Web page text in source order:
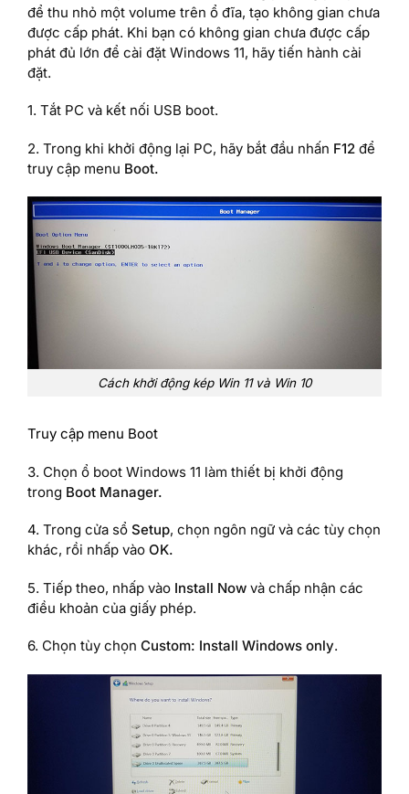
để thu nhỏ một volume trên ổ đĩa, tạo không gian chưa
được cấp phát. Khi bạn có không gian chưa được cấp
phát đủ lớn để cài đặt Windows 11, hãy tiến hành cài
đặt.
1. Tắt PC và kết nối USB boot.
2. Trong khi khởi động lại PC, hãy bắt đầu nhấn F12 để
truy cập menu Boot.
Cách khởi động kép Win 11 và Win 10
Truy cập menu Boot
3. Chọn ổ boot Windows 11 làm thiết bị khởi động
trong Boot Manager.
4. Trong cửa sổ Setup, chọn ngôn ngữ và các tùy chọn
khác, rồi nhấp vào OK.
5. Tiếp theo, nhấp vào Install Now và chấp nhận các
điều khoản của giấy phép.
6. Chọn tùy chọn Custom: Install Windows only.